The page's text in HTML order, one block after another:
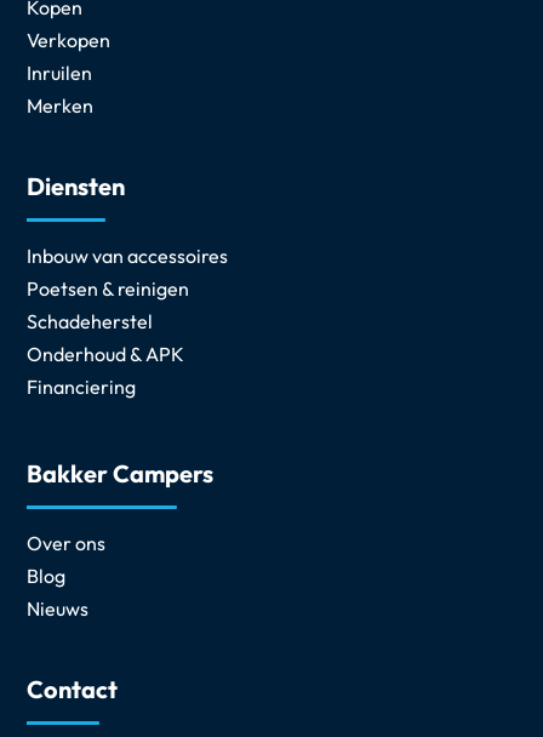
Kopen
Verkopen
Inruilen
Merken
Diensten
Inbouw van accessoires
Poetsen & reinigen
Schadeherstel
Onderhoud & APK
Financiering
Bakker Campers
Over ons
Blog
Nieuws
Contact